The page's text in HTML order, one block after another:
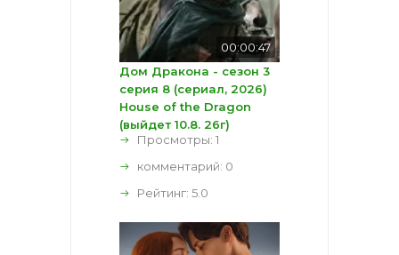
00:00:47
Дом Дракона - сезон 3
серия 8 (сериал, 2026)
House of the Dragon
(выйдет 10.8. 26г)
Просмотры: 1
комментарий: 0
Рейтинг: 5.0